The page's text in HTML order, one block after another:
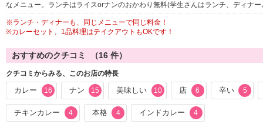
なメニュー。ランチはライスorナンのおかわり無料(学生さんはランチ、ディナ
※ランチ・ディナーも、同じメニューで同じ料金！
※カレーセット、1品料理はテイクアウトもOKです！
おすすめのクチコミ （16 件）
クチコミからみる、このお店の特長
カレー 16 ナン 15 美味しい 10 店 6 辛い 5
チキンカレー 4 本格 4 インドカレー 4